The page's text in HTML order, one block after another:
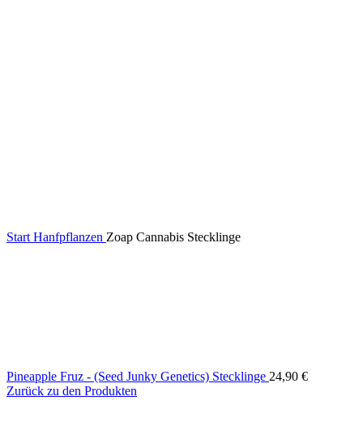
Start Hanfpflanzen Zoap Cannabis Stecklinge
Pineapple Fruz - (Seed Junky Genetics) Stecklinge 24,90 €
Zurück zu den Produkten